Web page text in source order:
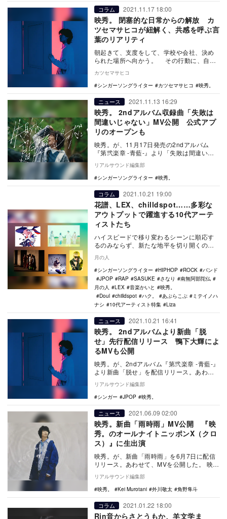
コラム 2021.11.17 18:00
映秀。 閉塞的な日常からの解放 カ
ツセマサヒコが紐解く、共感を呼ぶ言
葉のリアリティ
朝起きて、支度をして、学校や会社、決め
られた場所へ向かう。 その行動に、自分
同じだから…
カツセマサヒコ
シンガーソングライター
カツセマサヒコ 映秀。
ニュース 2021.11.13 16:29
映秀。 2ndアルバム収録曲「失敗は
間違いじゃない」MV公開 公式アプ
リのオープンも
映秀。が、11月17日発売の2ndアルバム
『第弐楽章 -青藍-』より「失敗は間違いじ
ゃない」を配信リリース。あわせて、同曲
MVを…
リアルサウンド編集部
シンガーソングライター
映秀。
コラム 2021.10.21 19:00
花譜、LEX、chilldspot……多彩な
アウトプットで躍進する10代アーテ
ィストたち
ハイスピードで移り変わるシーンに順応す
るのみならず、新たな地平を切り開くのは
様々なジャンル…
月の人
シンガーソングライター
HIPHOP ROCK
バンド
JPOP
RAP SASUKE さなり
南無阿部陀仏
月の人
LEX 音楽かいと
映秀。
Doul
chilldspot ハク。 あぶらこぶ
ミテイノハ
ナシ
10代アーティスト特集 Liza
ニュース 2021.10.21 16:41
映秀。 2ndアルバムより新曲「脱
せ」先行配信リリース 鴨下大輝によ
るMVも公開
映秀。が、2ndアルバム『第弐楽章 -青藍-』
より新曲「脱せ」を配信リリース。あわせ
てMVも公開された。 映秀。「脱せ」Mus…
リアルサウンド編集部
シンガー
JPOP 映秀。
ニュース 2021.06.09 02:00
映秀。新曲「雨時雨」MV公開 『映
秀。のオールナイトニッポンX（クロ
ス）』に生出演
映秀。が、新曲「雨時雨」を6月7日に配信
リリース。あわせて、MVを公開した。 映
秀。「雨時雨」Music Video 同M…
リアルサウンド編集部
映秀。
Kei Murotani 外川敬太 角野隼斗
コラム 2021.01.22 18:00
Rin音からさとうもか、羊文学ま